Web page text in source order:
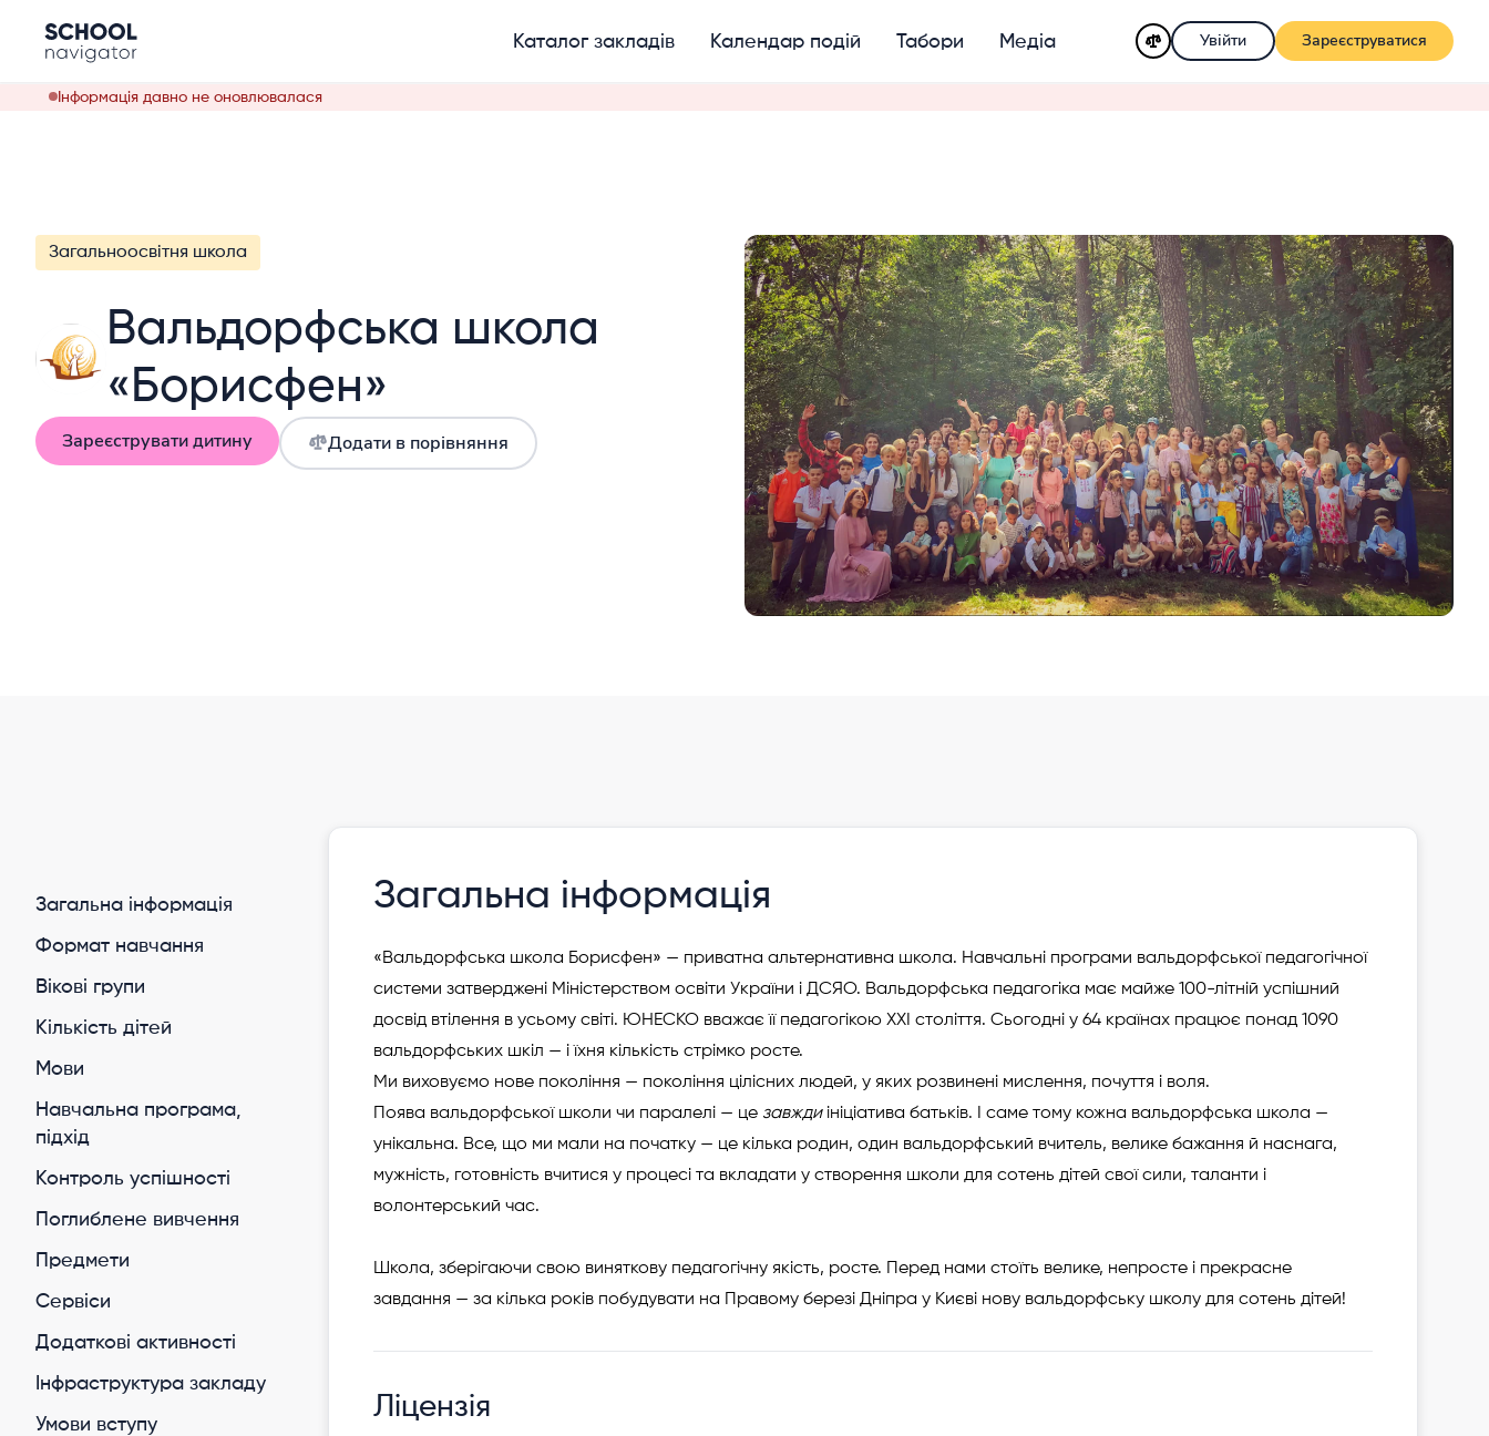
Каталог закладів Календар подій Табори Медіа Увійти Зареєструватися
Інформація давно не оновлювалася
Загальноосвітня школа
Вальдорфська школа
«Борисфен»
Зареєструвати дитину Додати в порівняння
Загальна інформація
Формат навчання
Вікові групи
Кількість дітей
Мови
Навчальна програма,
підхід
Контроль успішності
Поглиблене вивчення
Предмети
Cервіси
Додаткові активності
Інфраструктура закладу
Умови вступу
Загальна інформація
«Вальдорфська школа Борисфен» — приватна альтернативна школа. Навчальні програми вальдорфської педагогічної
системи затверджені Міністерством освіти України і ДСЯО. Вальдорфська педагогіка має майже 100-літній успішний
досвід втілення в усьому світі. ЮНЕСКО вважає її педагогікою ХХІ століття. Сьогодні у 64 країнах працює понад 1090
вальдорфських шкіл — і їхня кількість стрімко росте.
Ми виховуємо нове покоління — покоління цілісних людей, у яких розвинені мислення, почуття і воля.
Поява вальдорфської школи чи паралелі — це завждиініціатива батьків. І саме тому кожна вальдорфська школа —
унікальна. Все, що ми мали на початку — це кілька родин, один вальдорфський вчитель, велике бажання й наснага,
мужність, готовність вчитися у процесі та вкладати у створення школи для сотень дітей свої сили, таланти і
волонтерський час.
Школа, зберігаючи свою виняткову педагогічну якість, росте. Перед нами стоїть велике, непросте і прекрасне
завдання — за кілька років побудувати на Правому березі Дніпра у Києві нову вальдорфську школу для сотень дітей!
Ліцензія